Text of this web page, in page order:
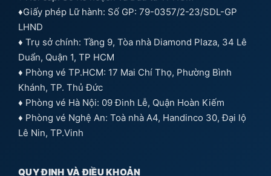
♦Giấy phép Lữ hành: Số GP: 79-0357/2-23/SDL-GP
LHND
♦ Trụ sở chính: Tầng 9, Tòa nhà Diamond Plaza, 34 Lê
Duẩn, Quận 1, TP HCM
♦ Phòng vé TP.HCM: 17 Mai Chí Thọ, Phường Bình
Khánh, TP. Thủ Đức
♦ Phòng vé Hà Nội: 09 Đinh Lễ, Quận Hoàn Kiếm
♦ Phòng vé Nghệ An: Toà nhà A4, Handinco 30, Đại lộ
Lê Nin, TP.Vinh
QUY ĐỊNH VÀ ĐIỀU KHOẢN